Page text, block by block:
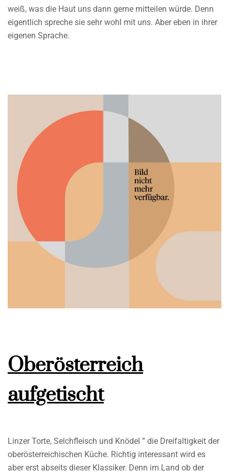
weiß, was die Haut uns dann gerne mitteilen würde. Denn
eigentlich spreche sie sehr wohl mit uns. Aber eben in ihrer
eigenen Sprache.
Oberösterreich
aufgetischt
Linzer Torte, Selchfleisch und Knödel ” die Dreifaltigkeit der
oberösterreichischen Küche. Richtig interessant wird es
aber erst abseits dieser Klassiker. Denn im Land ob der